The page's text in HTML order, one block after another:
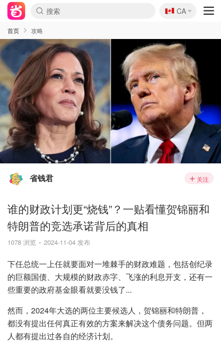
🇨🇦
CA
首页 攻略
省钱君 关注
谁的财政计划更“烧钱”？一贴看懂贺锦丽和
特朗普的竞选承诺背后的真相
1078 浏览 2024-11-04 发布
下任总统一上任就要面对一堆棘手的财政难题，包括创纪录
的巨额国债、大规模的财政赤字、飞涨的利息开支，还有一
些重要的政府基金眼看就要没钱了...
然而，2024年大选的两位主要候选人，贺锦丽和特朗普，
都没有提出任何真正有效的方案来解决这个债务问题。但两
人都有提出过各自的经济计划。